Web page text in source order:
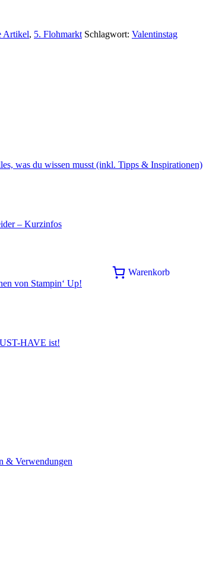
was du wissen musst (inkl. Tipps & Inspirationen)
– Kurzinfos
von Stampin‘ Up!
HAVE ist!
& Verwendungen
Artikel, 5. Flohmarkt Schlagwort: Valentinstag
Warenkorb